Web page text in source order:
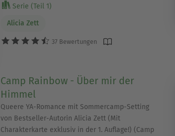
Serie (Teil 1)
Alicia Zett
37 Bewertungen
Camp Rainbow - Über mir der
Himmel
Queere YA-Romance mit Sommercamp-Setting
von Bestseller-Autorin Alicia Zett (Mit
Charakterkarte exklusiv in der 1. Auflage!) (Camp